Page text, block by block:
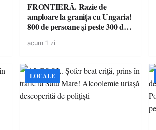
FRONTIERĂ. Razie de
amploare la granița cu Ungaria!
800 de persoane și peste 300 de
acum 1 zi
LOCALE